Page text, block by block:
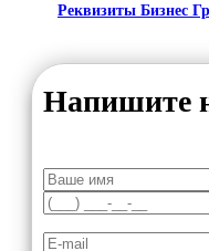
Реквизиты Бизнес
Напишите